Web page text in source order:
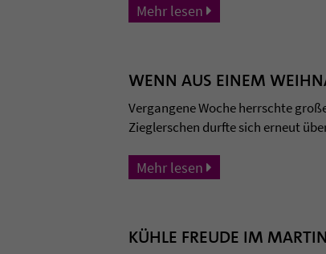
Mehr lesen
WENN AUS EINEM
Vergangene Woche herrschte
Zieglerschen durfte sich erneut
Mehr lesen
KÜHLE FREUDE IM